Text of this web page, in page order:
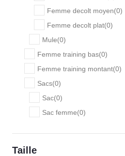
Femme decolt moyen(0)
Femme decolt plat(0)
Mule(0)
Femme training bas(0)
Femme training montant(0)
Sacs(0)
Sac(0)
Sac femme(0)
Taille